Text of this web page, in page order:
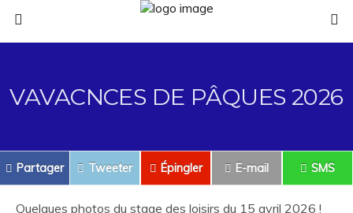
VAVACNCES DE PÂQUES 2026
Partager Tweeter Épingler E-mail SMS
Quelques photos du stage des loisirs du 15 avril 2026 !